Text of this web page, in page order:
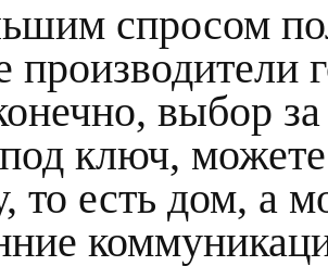
спросом
производители
выбор
ключ, можете
то есть дом, а